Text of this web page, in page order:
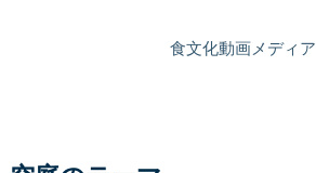
食文化動画メディア